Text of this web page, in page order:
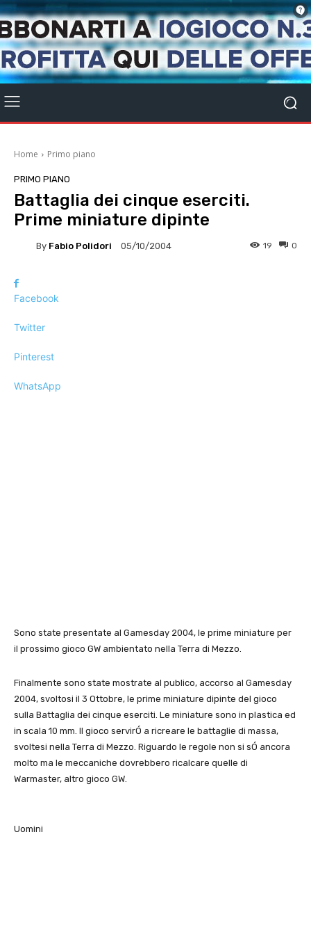
Home Primo piano
PRIMO PIANO
Battaglia dei cinque eserciti.
Prime miniature dipinte
By Fabio Polidori 05/10/2004 0
19
Facebook
Twitter
Pinterest
WhatsApp
Sono state presentate al Gamesday 2004, le prime miniature per
il prossimo gioco GW ambientato nella Terra di Mezzo.
Finalmente sono state mostrate al publico, accorso al Gamesday
2004, svoltosi il 3 Ottobre, le prime miniature dipinte del gioco
sulla Battaglia dei cinque eserciti. Le miniature sono in plastica ed
in scala 10 mm. Il gioco servirÓ a ricreare le battaglie di massa,
svoltesi nella Terra di Mezzo. Riguardo le regole non si sÓ ancora
molto ma le meccaniche dovrebbero ricalcare quelle di
Warmaster, altro gioco GW.
Uomini